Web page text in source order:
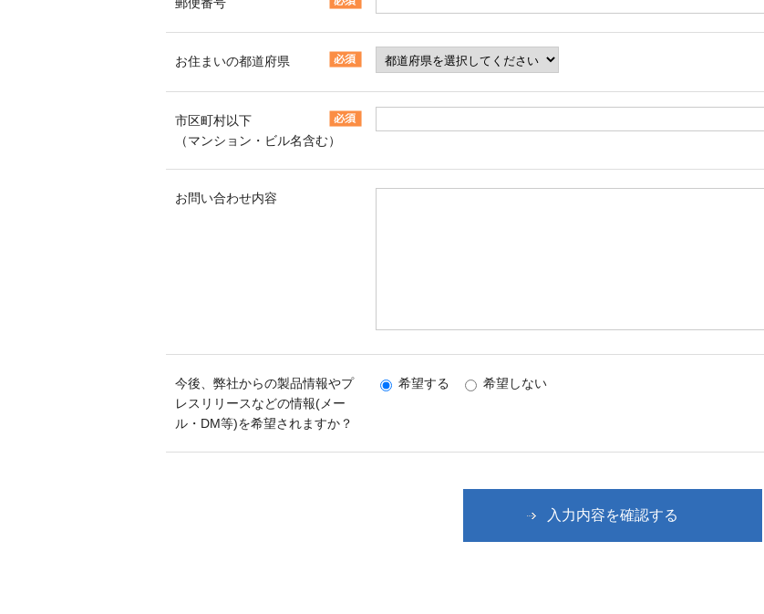
お住まいの都道府県
市区町村以下
（マンション・ビル名含む）
お問い合わせ内容
今後、弊社からの製品情報やプ
レスリリースなどの情報(メー
ル・DM等)を希望されますか？
希望する 希望しない